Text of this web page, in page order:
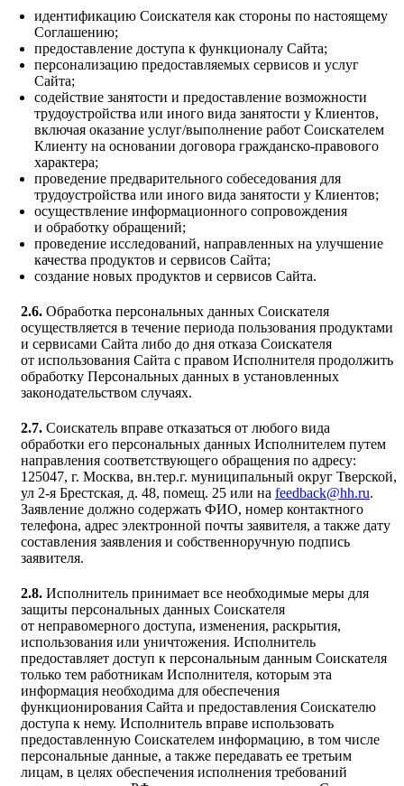
идентификацию Соискателя как стороны по настоящему
Соглашению;
предоставление доступа к функционалу Сайта;
персонализацию предоставляемых сервисов и услуг
Сайта;
содействие занятости и предоставление возможности
трудоустройства или иного вида занятости у Клиентов,
включая оказание услуг/выполнение работ Соискателем
Клиенту на основании договора гражданско-правового
характера;
проведение предварительного собеседования для
трудоустройства или иного вида занятости у Клиентов;
осуществление информационного сопровождения
и обработку обращений;
проведение исследований, направленных на улучшение
качества продуктов и сервисов Сайта;
создание новых продуктов и сервисов Сайта.
2.6. Обработка персональных данных Соискателя
осуществляется в течение периода пользования продуктами
и сервисами Сайта либо до дня отказа Соискателя
от использования Сайта с правом Исполнителя продолжить
обработку Персональных данных в установленных
законодательством случаях.
2.7. Соискатель вправе отказаться от любого вида
обработки его персональных данных Исполнителем путем
направления соответствующего обращения по адресу:
125047, г. Москва, вн.тер.г. муниципальный округ Тверской,
ул 2-я Брестская, д. 48, помещ. 25 или на feedback@hh.ru.
Заявление должно содержать ФИО, номер контактного
телефона, адрес электронной почты заявителя, а также дату
составления заявления и собственноручную подпись
заявителя.
2.8. Исполнитель принимает все необходимые меры для
защиты персональных данных Соискателя
от неправомерного доступа, изменения, раскрытия,
использования или уничтожения. Исполнитель
предоставляет доступ к персональным данным Соискателя
только тем работникам Исполнителя, которым эта
информация необходима для обеспечения
функционирования Сайта и предоставления Соискателю
доступа к нему. Исполнитель вправе использовать
предоставленную Соискателем информацию, в том числе
персональные данные, а также передавать ее третьим
лицам, в целях обеспечения исполнения требований